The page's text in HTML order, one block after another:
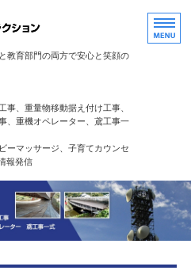
教育部門の両方で安心と笑顔の
事、重量物移動据え付け工事、
、重機オペレーター、鳶工事一
ーマッサージ、子育てカウンセ
報発信